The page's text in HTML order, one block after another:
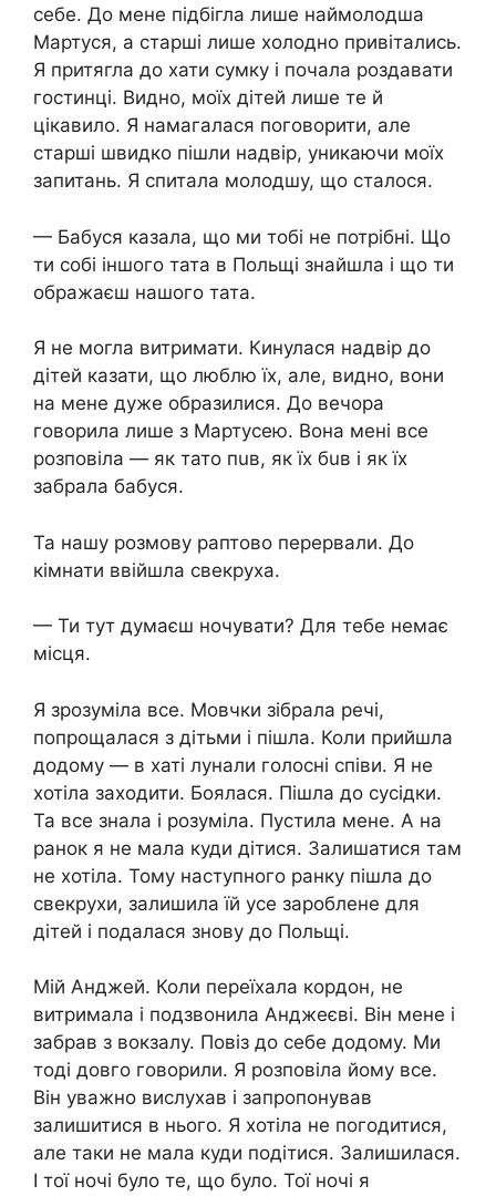
себе. До мене підбігла лише наймолодша
Мартуся, а старші лише холодно привітались.
Я притягла до хати сумку і почала роздавати
гостинці. Видно, моїх дітей лише те й
цікавило. Я намагалася поговорити, але
старші швидко пішли надвір, уникаючи моїх
запитань. Я спитала молодшу, що сталося.
— Бабуся казала, що ми тобі не потрібні. Що
ти собі іншого тата в Польщі знайшла і що ти
ображаєш нашого тата.
Я не могла витримати. Кинулася надвір до
дітей казати, що люблю їх, але, видно, вони
на мене дуже образилися. До вечора
говорила лише з Мартусею. Вона мені все
розповіла — як тато пuв, як їх бuв і як їх
забрала бабуся.
Та нашу розмову раптово перервали. До
кімнати ввійшла свекруха.
— Ти тут думаєш ночувати? Для тебе немає
місця.
Я зрозуміла все. Мовчки зібрала речі,
попрощалася з дітьми і пішла. Коли прийшла
додому — в хаті лунали голосні співи. Я не
хотіла заходити. Боялася. Пішла до сусідки.
Та все знала і розуміла. Пустила мене. А на
ранок я не мала куди дітися. Залишатися там
не хотіла. Тому наступного ранку пішла до
свекрухи, залишила їй усе зароблене для
дітей і подалася знову до Польщі.
Мій Анджей. Коли переїхала кордон, не
витримала і подзвонила Анджеєві. Він мене і
забрав з вокзалу. Повіз до себе додому. Ми
тоді довго говорили. Я розповіла йому все.
Він уважно вислухав і запропонував
залишитися в нього. Я хотіла не погодитися,
але таки не мала куди подітися. Залишилася.
І тoї нoчi було те, що було. Тої нoчi я